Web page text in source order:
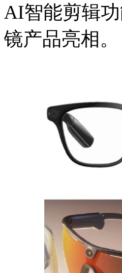
AI智能剪辑
镜产品亮相。